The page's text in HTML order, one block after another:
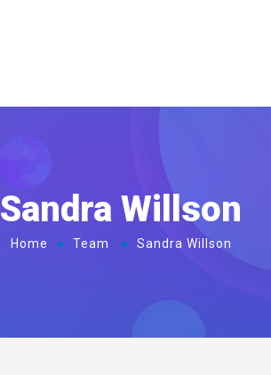
Sandra Willson
Home Team Sandra Willson